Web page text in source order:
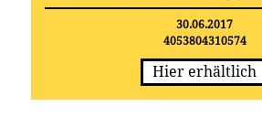
30.06.2017
4053804310574
Hier erhältlich